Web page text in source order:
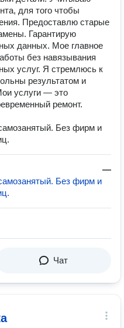
для того чтобы
Предоставлю старые
Гарантирую
данных. Мое главное
без навязывания
услуг. Я стремлюсь к
результатом и
услуги — это
ремонт.
Без фирм и
—
Без фирм и
Чат